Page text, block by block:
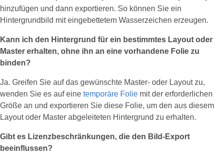
hinzufügen und dann exportieren. So können Sie ein
Hintergrundbild mit eingebettetem Wasserzeichen erzeugen.
Kann ich den Hintergrund für ein bestimmtes Layout oder
Master erhalten, ohne ihn an eine vorhandene Folie zu
binden?
Ja. Greifen Sie auf das gewünschte Master‑ oder Layout zu,
wenden Sie es auf eine temporäre Folie mit der erforderlichen
Größe an und exportieren Sie diese Folie, um den aus diesem
Layout oder Master abgeleiteten Hintergrund zu erhalten.
Gibt es Lizenzbeschränkungen, die den Bild‑Export
beeinflussen?